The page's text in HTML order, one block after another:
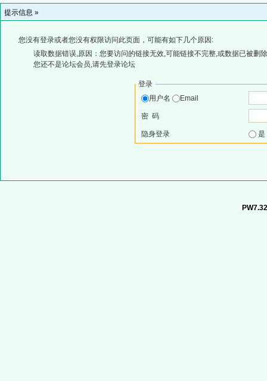
提示信息 »
您没有登录或者您没有权限访问此页面，可能有如下几个原因:
读取数据错误,原因：您要访问的链接无效,可能链接不完整,或数据已被删
您还不是论坛会员,请先登录论坛
登录
用户名
Email
密 码
隐身登录